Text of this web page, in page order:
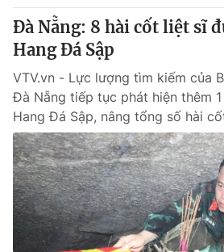
Đà Nẵng: 8 hài cốt liệt sĩ
Hang Đá Sập
VTV.vn - Lực lượng tìm kiếm của
Đà Nẵng tiếp tục phát hiện thêm
Hang Đá Sập, nâng tổng số hài